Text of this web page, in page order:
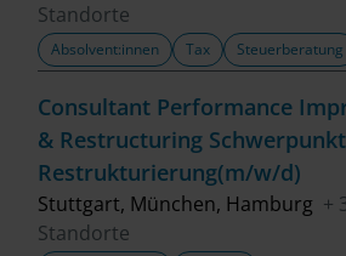
Standorte
Absolvent:innen Tax Steuerberatung
Consultant Performance
& Restructuring
Restrukturierung(m/w/d)
Stuttgart, München, Hamburg +
Standorte